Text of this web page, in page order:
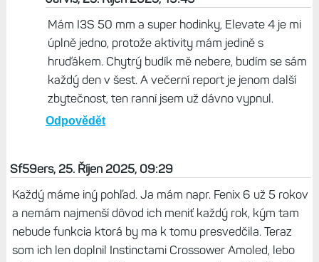
Martin92, 25. Říjen 2025, 20:22
Já třeba čekám na polední report, bez něj žádný
Garmin kupovat nebudu.
Odpovědět
Jarvis, 25. Říjen 2025, 19:49
Mám I3S 50 mm a super hodinky, Elevate 4 je mi
úplně jedno, protože aktivity mám jedině s
hruďákem. Chytrý budík mě nebere, budím se sám
každý den v šest. A večerní report je jenom další